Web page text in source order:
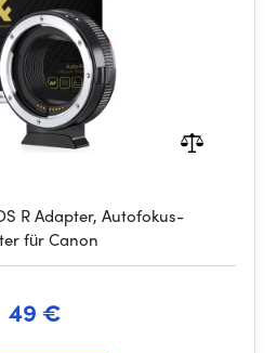
R Adapter, Autofokus-
für Canon
49 €